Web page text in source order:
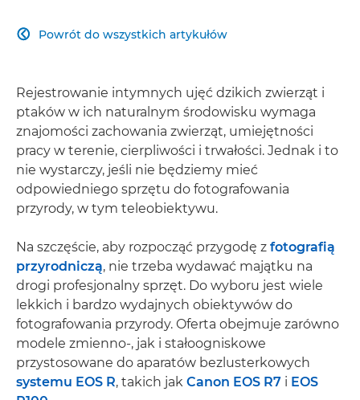
Powrót do wszystkich artykułów

Rejestrowanie intymnych ujęć dzikich zwierząt i
ptaków w ich naturalnym środowisku wymaga
znajomości zachowania zwierząt, umiejętności
pracy w terenie, cierpliwości i trwałości. Jednak i to
nie wystarczy, jeśli nie będziemy mieć
odpowiedniego sprzętu do fotografowania
przyrody, w tym teleobiektywu.
Na szczęście, aby rozpocząć przygodę z fotografią
przyrodniczą, nie trzeba wydawać majątku na
drogi profesjonalny sprzęt. Do wyboru jest wiele
lekkich i bardzo wydajnych obiektywów do
fotografowania przyrody. Oferta obejmuje zarówno
modele zmienno-, jak i stałoogniskowe
przystosowane do aparatów bezlusterkowych
systemu EOS R, takich jak Canon EOS R7 i EOS